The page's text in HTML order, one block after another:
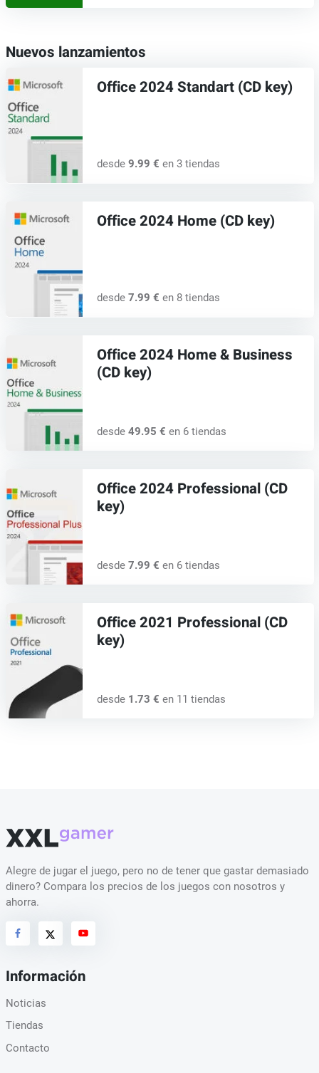
Nuevos lanzamientos
Office 2024 Standart (CD key)
desde 9.99 € en 3 tiendas
Office 2024 Home (CD key)
desde 7.99 € en 8 tiendas
Office 2024 Home & Business
(CD key)
desde 49.95 € en 6 tiendas
Office 2024 Professional (CD
key)
desde 7.99 € en 6 tiendas
Office 2021 Professional (CD
key)
desde 1.73 € en 11 tiendas
Alegre de jugar el juego, pero no de tener que gastar demasiado
dinero? Compara los precios de los juegos con nosotros y
ahorra.
Información
Noticias
Tiendas
Contacto